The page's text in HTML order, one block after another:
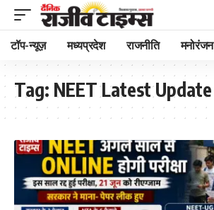
टॉप-न्यूज़ मध्यप्रदेश राजनीति मनोरंजन
Tag: NEET Latest Update